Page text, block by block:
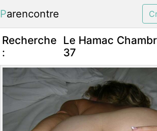
Parencontre
Recherche
:
Le Hamac
37